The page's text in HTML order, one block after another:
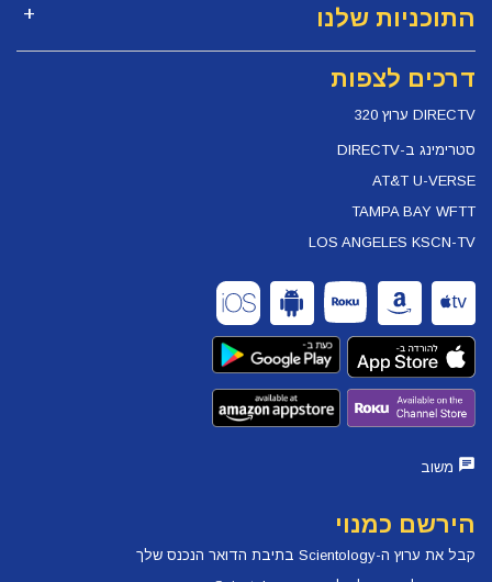
התוכניות שלנו
דרכים לצפות
DIRECTV ערוץ 320
סטרימינג ב-DIRECTV
AT&T U-VERSE
TAMPA BAY WFTT
LOS ANGELES KSCN-TV
משוב
הירשם כמנוי
קבל את ערוץ ה-Scientology בתיבת הדואר הנכנס שלך